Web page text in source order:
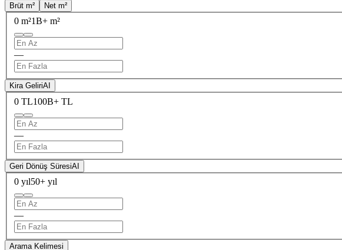
Brüt m²
Net m²
0 m²1B+ m²
—
Kira GeliriAI
0 TL100B+ TL
—
Geri Dönüş SüresiAI
0 yıl50+ yıl
—
Arama Kelimesi